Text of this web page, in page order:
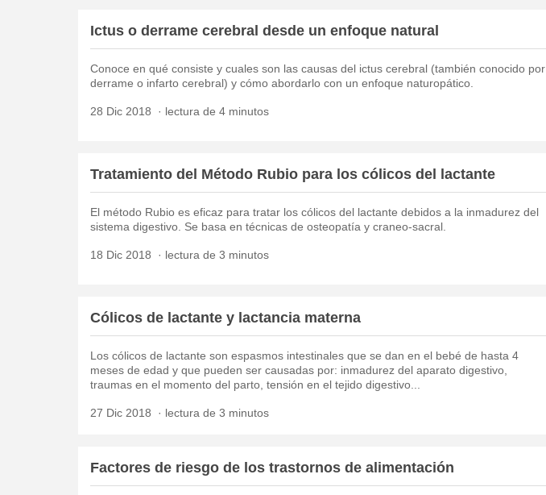
Ictus o derrame cerebral desde un enfoque natural
Conoce en qué consiste y cuales son las causas del ictus cerebral (también conocido por
derrame o infarto cerebral) y cómo abordarlo con un enfoque naturopático.
28 Dic 2018 lectura de 4 minutos
Tratamiento del Método Rubio para los cólicos del lactante
El método Rubio es eficaz para tratar los cólicos del lactante debidos a la inmadurez del
sistema digestivo. Se basa en técnicas de osteopatía y craneo-sacral.
18 Dic 2018 lectura de 3 minutos
Cólicos de lactante y lactancia materna
Los cólicos de lactante son espasmos intestinales que se dan en el bebé de hasta 4
meses de edad y que pueden ser causadas por: inmadurez del aparato digestivo,
traumas en el momento del parto, tensión en el tejido digestivo...
27 Dic 2018 lectura de 3 minutos
Factores de riesgo de los trastornos de alimentación